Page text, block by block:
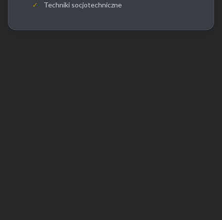
✓
Techniki socjotechniczne